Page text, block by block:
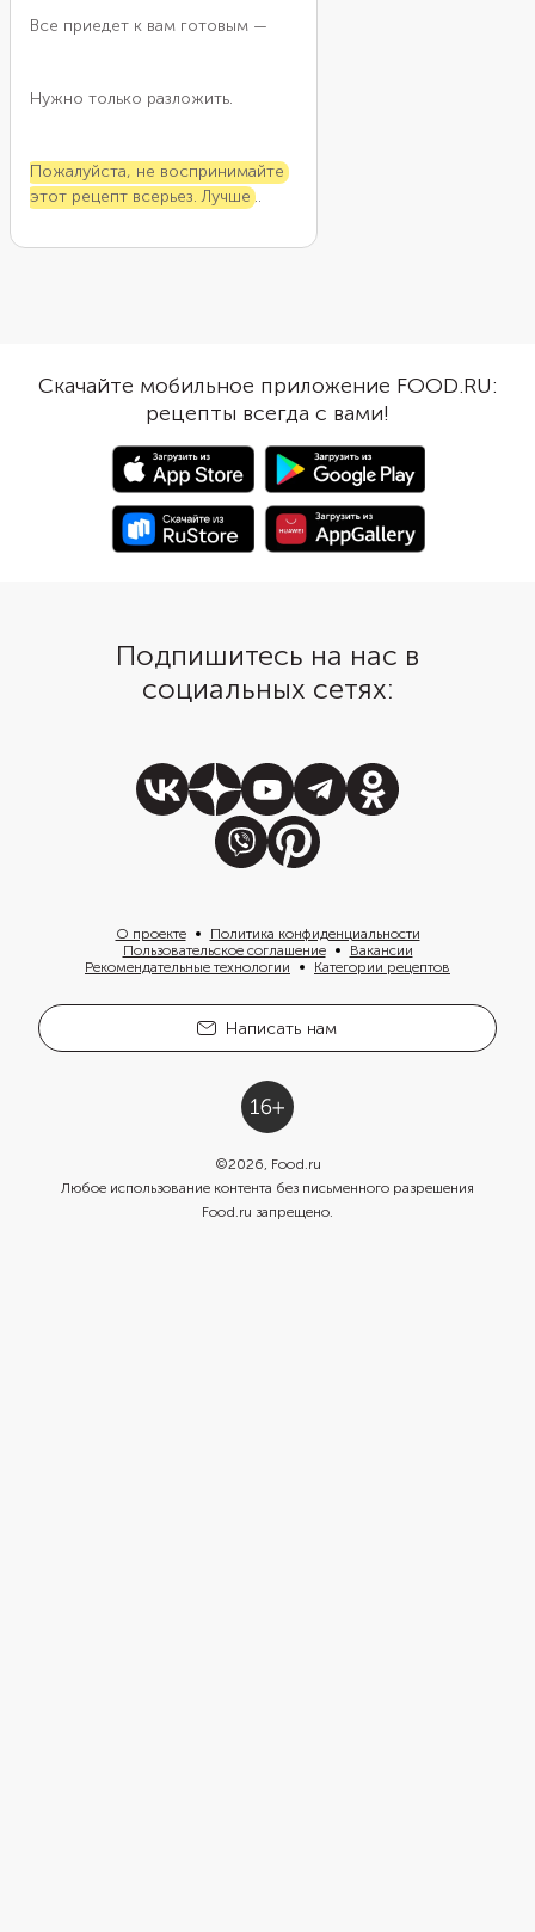
Все приедет к вам готовым —
Нужно только разложить.
Пожалуйста, не воспринимайте
этот рецепт всерьез. Лучше
пропадет желание готовить.
Скачайте мобильное приложение FOOD.RU:
рецепты всегда с вами!
Подпишитесь на нас в
социальных сетях:
О проекте
Политика конфиденциальности
Пользовательское соглашение
Вакансии
Рекомендательные технологии
Категории рецептов
Написать нам
©2026, Food.ru
Любое использование контента без письменного разрешения
Food.ru запрещено.